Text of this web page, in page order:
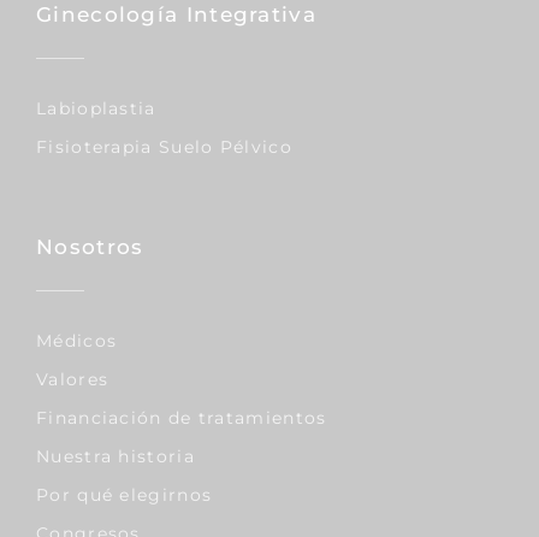
Ginecología Integrativa
Labioplastia
Fisioterapia Suelo Pélvico
Nosotros
Médicos
Valores
Financiación de tratamientos
Nuestra historia
Por qué elegirnos